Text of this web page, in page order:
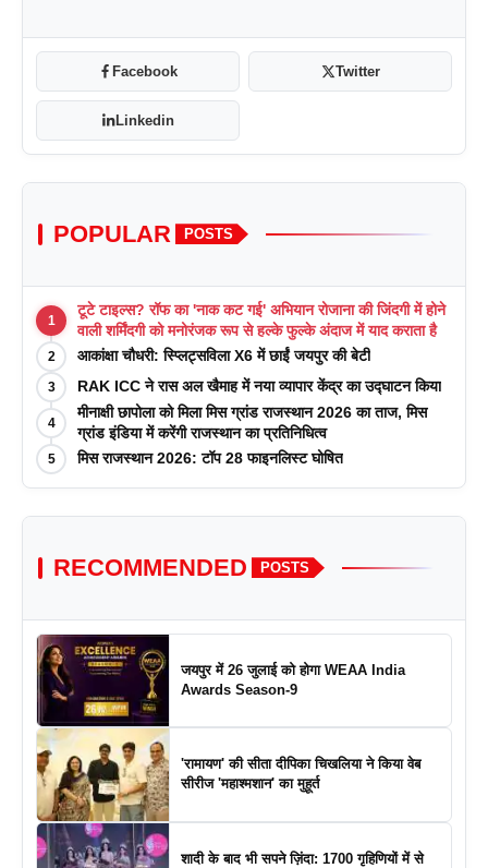
Facebook Twitter
Linkedin
POPULAR POSTS
1
टूटे टाइल्स? रॉफ का 'नाक कट गई' अभियान रोजाना की जिंदगी में होने
वाली शर्मिंदगी को मनोरंजक रूप से हल्के फुल्के अंदाज में याद कराता है
2 आकांक्षा चौधरी: स्प्लिट्सविला X6 में छाईं जयपुर की बेटी
3 RAK ICC ने रास अल खैमाह में नया व्यापार केंद्र का उद्घाटन किया
4
मीनाक्षी छापोला को मिला मिस ग्रांड राजस्थान 2026 का ताज, मिस
ग्रांड इंडिया में करेंगी राजस्थान का प्रतिनिधित्व
5 मिस राजस्थान 2026: टॉप 28 फाइनलिस्ट घोषित
RECOMMENDED POSTS
जयपुर में 26 जुलाई को होगा WEAA India
Awards Season-9
'रामायण' की सीता दीपिका चिखलिया ने किया वेब
सीरीज 'महाश्मशान' का मुहूर्त
शादी के बाद भी सपने ज़िंदा: 1700 गृहिणियों में से